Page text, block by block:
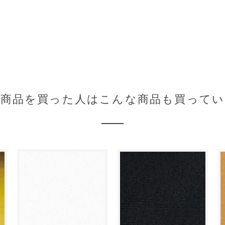
品を買った人はこんな商品も買って